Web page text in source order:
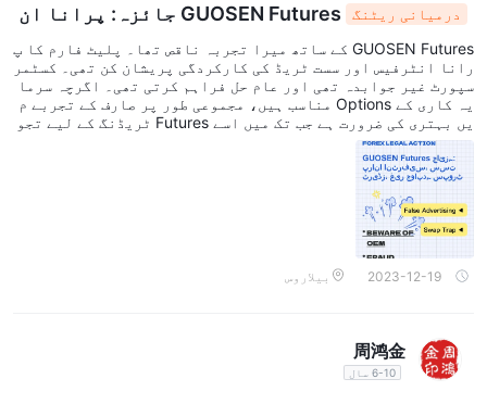
درمیانی ریٹنگ
GUOSEN Futures جائزہ: پرانا ان
ٹرفیس، سست ٹریڈز، غیر جوابدہ سپورٹ
GUOSEN Futures کے ساتھ میرا تجربہ ناقص تھا۔ پلیٹ فارم کا پ
رانا انٹرفیس اور سست ٹریڈ کی کارکردگی پریشان کن تھی۔ کسٹمر
سپورٹ غیر جوابدہ تھی اور عام حل فراہم کرتی تھی۔ اگرچہ سرما
یہ کاری کے Options مناسب ہیں، مجموعی طور پر صارف کے تجربے م
یں بہتری کی ضرورت ہے جب تک میں اسے Futures ٹریڈنگ کے لیے تجو
یز نہ کر سکوں۔
2023-12-19 بیلاروس
周鸿金
6-10 سال